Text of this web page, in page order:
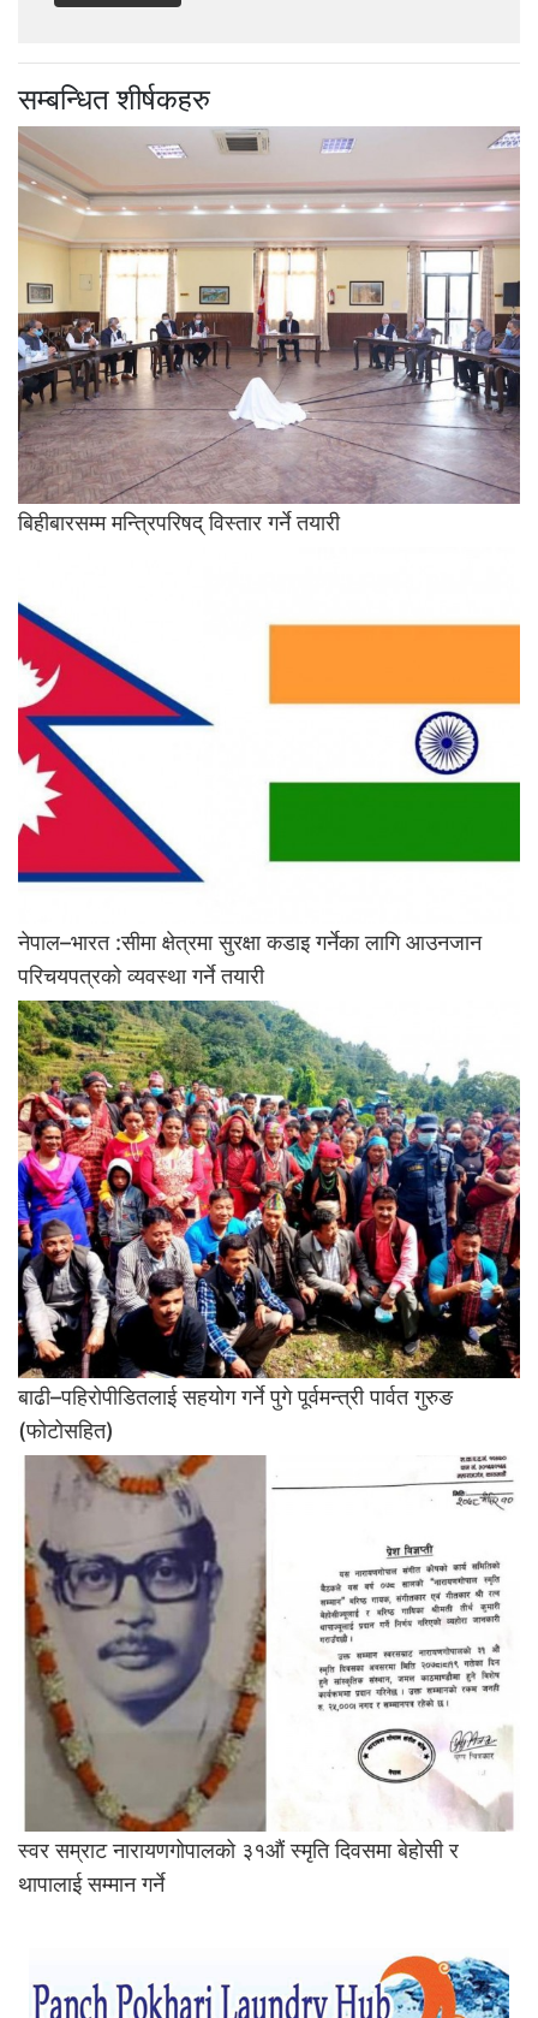
सम्बन्धित शीर्षकहरु
बिहीबारसम्म मन्त्रिपरिषद् विस्तार गर्ने तयारी
नेपाल–भारत :सीमा क्षेत्रमा सुरक्षा कडाइ गर्नेका लागि आउनजान
परिचयपत्रको व्यवस्था गर्ने तयारी
बाढी–पहिरोपीडितलाई सहयोग गर्ने पुगे पूर्वमन्त्री पार्वत गुरुङ
(फोटोसहित)
स्वर सम्राट नारायणगोपालको ३१औं स्मृति दिवसमा बेहोसी र
थापालाई सम्मान गर्ने